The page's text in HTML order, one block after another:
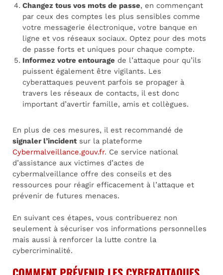
Changez tous vos mots de passe, en commençant
par ceux des comptes les plus sensibles comme
votre messagerie électronique, votre banque en
ligne et vos réseaux sociaux. Optez pour des mots
de passe forts et uniques pour chaque compte.
Informez votre entourage de l’attaque pour qu’ils
puissent également être vigilants. Les
cyberattaques peuvent parfois se propager à
travers les réseaux de contacts, il est donc
important d’avertir famille, amis et collègues.
En plus de ces mesures, il est recommandé de
signaler l’incidentsur la plateforme
Cybermalveillance.gouv.fr. Ce service national
d’assistance aux victimes d’actes de
cybermalveillance offre des conseils et des
ressources pour réagir efficacement à l’attaque et
prévenir de futures menaces.
En suivant ces étapes, vous contribuerez non
seulement à sécuriser vos informations personnelles
mais aussi à renforcer la lutte contre la
cybercriminalité.